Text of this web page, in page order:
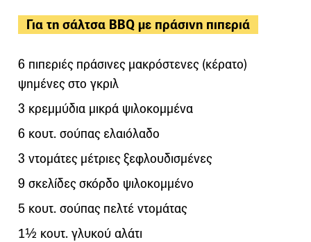
Για τη σάλτσα BBQ με πράσινη πιπεριά
6 πιπεριές πράσινες μακρόστενες (κέρατο)
ψημένες στο γκριλ
3 κρεμμύδια μικρά ψιλοκομμένα
6 κουτ. σούπας ελαιόλαδο
3 ντομάτες μέτριες ξεφλουδισμένες
9 σκελίδες σκόρδο ψιλοκομμένο
5 κουτ. σούπας πελτέ ντομάτας
1½ κουτ. γλυκού αλάτι